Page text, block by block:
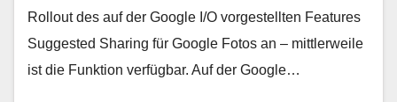
Rollout des auf der Google I/O vorgestellten Features
Suggested Sharing für Google Fotos an – mittlerweile
ist die Funktion verfügbar. Auf der Google…